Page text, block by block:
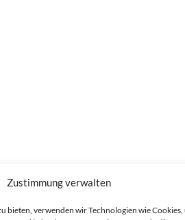
Zustimmung verwalten
bieten, verwenden wir Technologien wie Cookies,